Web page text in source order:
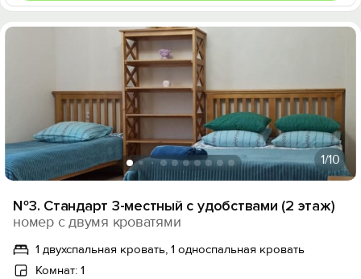
1/10
№3. Стандарт 3-местный с удобствами (2 этаж)
номер с двумя кроватями
1 двухспальная кровать, 1 односпальная кровать
Комнат: 1